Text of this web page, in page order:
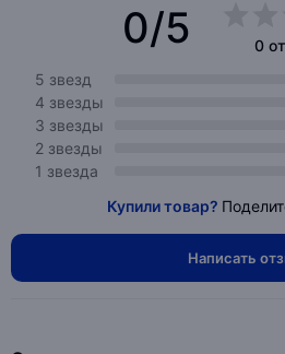
0/5
0
5 звезд
4 звезды
3 звезды
2 звезды
1 звезда
Купили товар?
Написать